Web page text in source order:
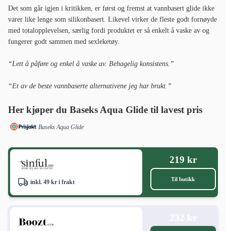
Det som går igjen i kritikken, er først og fremst at vannbasert glide ikke
varer like lenge som silikonbasert. Likevel virker de fleste godt fornøyde
med totalopplevelsen, særlig fordi produktet er så enkelt å vaske av og
fungerer godt sammen med sexleketøy.
“Lett å påføre og enkel å vaske av. Behagelig konsistens.”
“Et av de beste vannbaserte alternativene jeg har brukt.”
Her kjøper du Baseks Aqua Glide til lavest pris
Baseks Aqua Glide
inkl. 49 kr i frakt
219 kr
Til butikk